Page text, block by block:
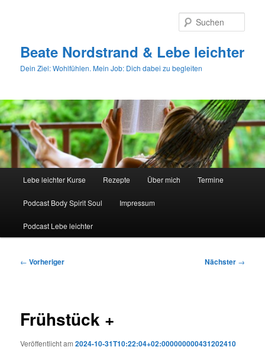
Beate Nordstrand & Lebe leichter
Dein Ziel: Wohlfühlen. Mein Job: Dich dabei zu begleiten
Lebe leichter Kurse Rezepte Über mich Termine
Podcast Body Spirit Soul Impressum
Podcast Lebe leichter
Beitragsnavigation
← Vorheriger Nächster →
Frühstück +
Veröffentlicht am2024-10-31T10:22:04+02:000000000431202410